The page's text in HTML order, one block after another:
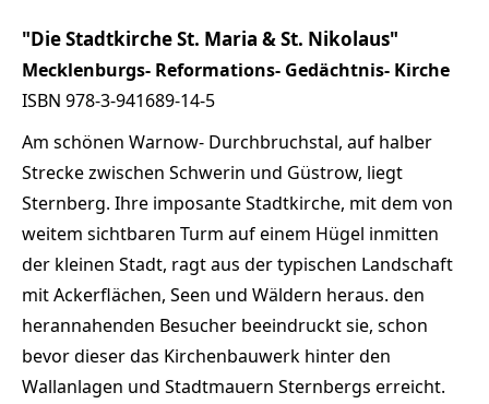
"Die Stadtkirche St. Maria & St. Nikolaus"
Mecklenburgs- Reformations- Gedächtnis- Kirche
ISBN 978-3-941689-14-5
Am schönen Warnow- Durchbruchstal, auf halber
Strecke zwischen Schwerin und Güstrow, liegt
Sternberg. Ihre imposante Stadtkirche, mit dem von
weitem sichtbaren Turm auf einem Hügel inmitten
der kleinen Stadt, ragt aus der typischen Landschaft
mit Ackerflächen, Seen und Wäldern heraus. den
herannahenden Besucher beeindruckt sie, schon
bevor dieser das Kirchenbauwerk hinter den
Wallanlagen und Stadtmauern Sternbergs erreicht.